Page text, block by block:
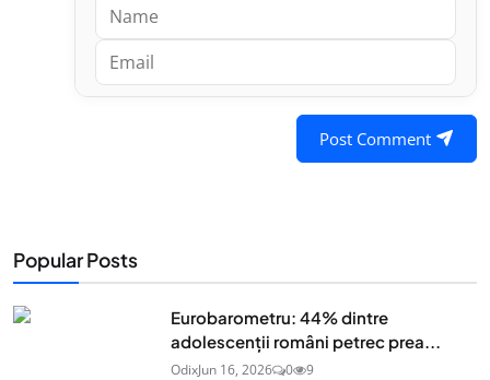
Post Comment
Popular Posts
Eurobarometru: 44% dintre
adolescenţii români petrec prea...
OdixJun 16, 2026 0 9